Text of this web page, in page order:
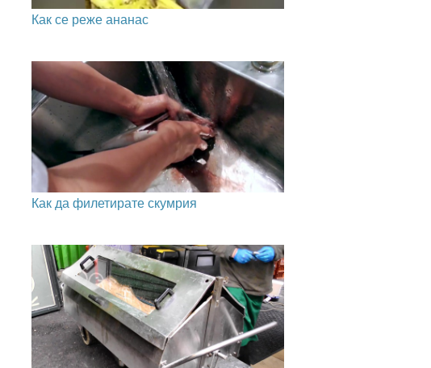
Как се реже ананас
Как да филетирате скумрия